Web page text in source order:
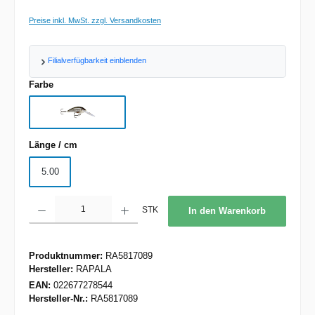
Preise inkl. MwSt. zzgl. Versandkosten
Filialverfügbarkeit einblenden
Farbeauswählen
ROL
Länge / cm
5.00
STK In den Warenkorb
Produktnummer: RA5817089
Hersteller: RAPALA
EAN: 022677278544
Hersteller-Nr.: RA5817089